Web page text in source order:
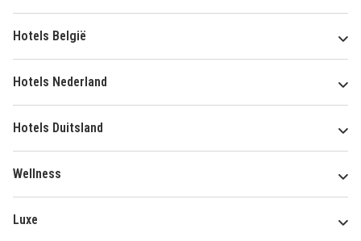
Hotels België
Hotels Nederland
Hotels Duitsland
Wellness
Luxe